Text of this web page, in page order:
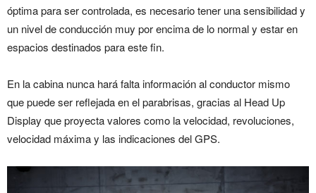
óptima para ser controlada, es necesario tener una sensibilidad y
un nivel de conducción muy por encima de lo normal y estar en
espacios destinados para este fin.
En la cabina nunca hará falta información al conductor mismo
que puede ser reflejada en el parabrisas, gracias al Head Up
Display que proyecta valores como la velocidad, revoluciones,
velocidad máxima y las indicaciones del GPS.